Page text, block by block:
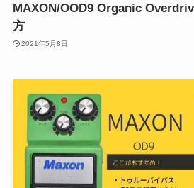
MAXON/OOD9 Organic
方
2021年5月8日